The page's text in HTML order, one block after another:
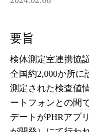
要旨
検体測定室連携協
全国約2,000か所に
測定された検査値
ートフォンとの間
デートがPHRアプ